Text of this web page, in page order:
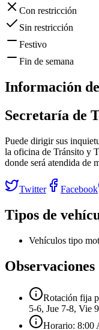
Con restricción
Sin restricción
Festivo
Fin de semana
Información
Secretaría de
Puede dirigir sus
la oficina de Tránsito y
donde será atendida de
Twitter Facebook
Tipos de
Vehículos tipo
Observaciones
Rotación fija
5-6, Jue 7-8, Vie
Horario: 8:00